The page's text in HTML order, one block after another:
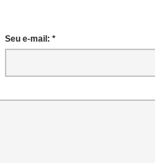
Seu e-mail: *